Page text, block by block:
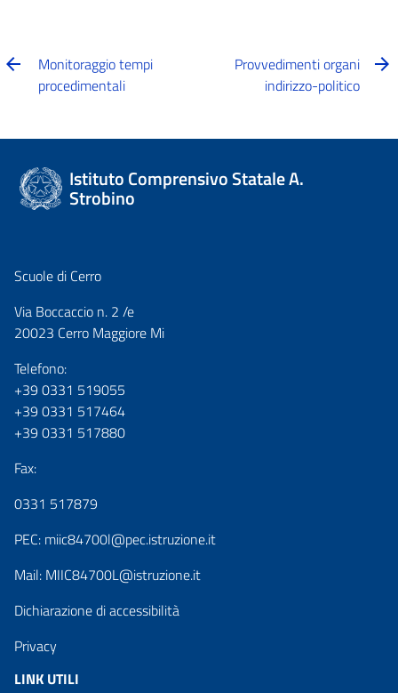
Monitoraggio tempi
procedimentali
Provvedimenti organi
indirizzo-politico
Istituto Comprensivo Statale A.
Strobino
Scuole di Cerro
Via Boccaccio n. 2 /e
20023 Cerro Maggiore Mi
Telefono:
+39 0331 519055
+39 0331 517464
+39 0331 517880
Fax:
0331 517879
PEC: miic84700l@pec.istruzione.it
Mail: MIIC84700L@istruzione.it
Dichiarazione di accessibilità
Privacy
LINK UTILI